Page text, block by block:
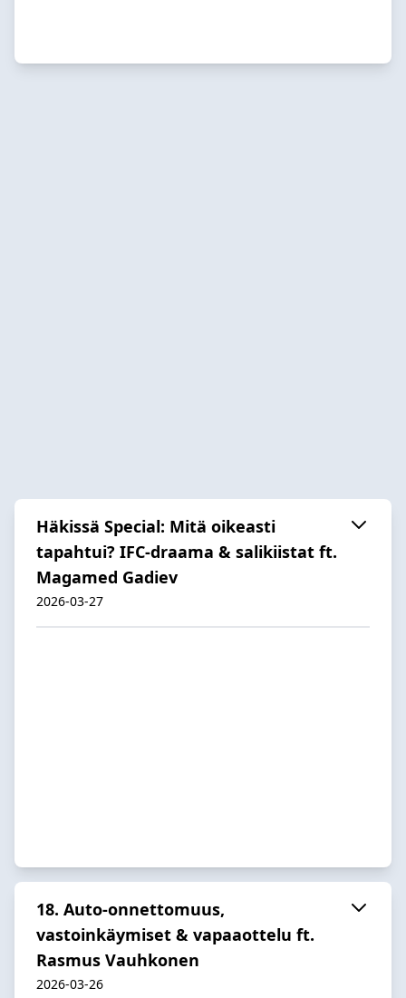
Häkissä Special: Mitä oikeasti
tapahtui? IFC-draama & salikiistat ft.
Magamed Gadiev
2026-03-27
18. Auto-onnettomuus,
vastoinkäymiset & vapaaottelu ft.
Rasmus Vauhkonen
2026-03-26